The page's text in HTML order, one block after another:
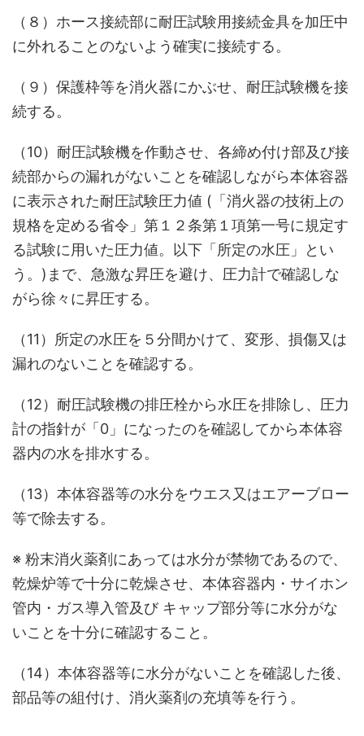
（８）ホース接続部に耐圧試験用接続金具を加圧中
に外れることのないよう確実に接続する。
（９）保護枠等を消火器にかぶせ、耐圧試験機を接
続する。
（10）耐圧試験機を作動させ、各締め付け部及び接
続部からの漏れがないことを確認しながら本体容器
に表示された耐圧試験圧力値 (「消火器の技術上の
規格を定める省令」第１２条第１項第一号に規定す
る試験に用いた圧力値。以下「所定の水圧」とい
う。)まで、急激な昇圧を避け、圧力計で確認しな
がら徐々に昇圧する。
（11）所定の水圧を５分間かけて、変形、損傷又は
漏れのないことを確認する。
（12）耐圧試験機の排圧栓から水圧を排除し、圧力
計の指針が「0」になったのを確認してから本体容
器内の水を排水する。
（13）本体容器等の水分をウエス又はエアーブロー
等で除去する。
※ 粉末消火薬剤にあっては水分が禁物であるので、
乾燥炉等で十分に乾燥させ、本体容器内・サイホン
管内・ガス導入管及び キャップ部分等に水分がな
いことを十分に確認すること。
（14）本体容器等に水分がないことを確認した後、
部品等の組付け、消火薬剤の充填等を行う。